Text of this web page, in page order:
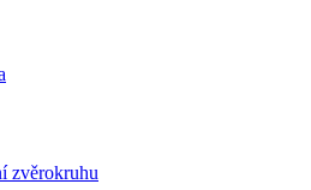
zvěrokruhu